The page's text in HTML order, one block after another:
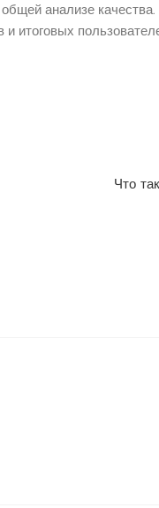
анализе
итоговых
Что